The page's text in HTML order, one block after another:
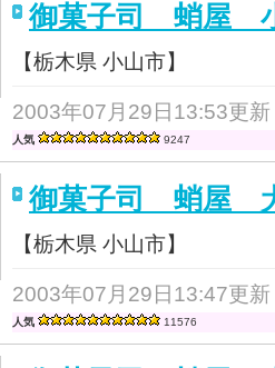
御菓子司 蛸屋
【栃木県 小山市】
2003年07月29日13:53更新
人気 9247
御菓子司 蛸屋
【栃木県 小山市】
2003年07月29日13:47更新
人気 11576